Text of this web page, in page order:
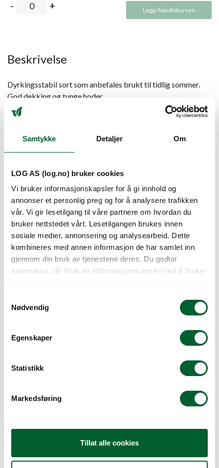
Samtykke Detaljer Om
LOG AS (log.no) bruker cookies
Vi bruker informasjonskapsler for å gi innhold og
annonser et personlig preg og for å analysere trafikken
vår. Vi gir lesetilgang til våre partnere om hvordan du
bruker nettstedet vårt. Lesetilgangen brukes innen
sosiale medier, annonsering og analysearbeid. Dette
kombineres med annen informasjon de har samlet inn
gjennom din bruk av tjenestene deres. Du godtar
automatisk vår bruk av informasjonskapsler ved å bruke
Nødvendig
Egenskaper
Statistikk
Markedsføring
Tillat alle cookies
Legg i handlekurven
Beskrivelse
Dyrkingsstabil sort som anbefales brukt til tidlig sommer.
God dekking og tunge hoder.
Kunder så også på
PRES. UB
ANDROMEDA (SGC
BLOMKÅL CLASIC
BLOMKÅL
PRES. (ORANSJE)